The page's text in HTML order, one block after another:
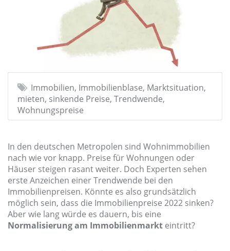
Immobilien, Immobilienblase, Marktsituation,
mieten, sinkende Preise, Trendwende,
Wohnungspreise
In den deutschen Metropolen sind Wohnimmobilien
nach wie vor knapp. Preise für Wohnungen oder
Häuser steigen rasant weiter. Doch Experten sehen
erste Anzeichen einer Trendwende bei den
Immobilienpreisen. Könnte es also grundsätzlich
möglich sein, dass die Immobilienpreise 2022 sinken?
Aber wie lang würde es dauern, bis eine
Normalisierung am Immobilienmarkt eintritt?